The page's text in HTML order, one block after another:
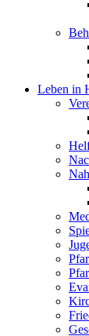
Leben in